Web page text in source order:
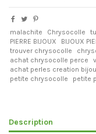
malachite Chrysocolle
PIERRE BIJOUX
BIJOUX
trouver chrysocolle
achat chrysocolle perce
achat perles creation
petite chrysocolle
petite
Description